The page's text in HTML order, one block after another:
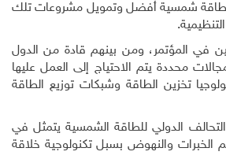
طاقة شمسية أفضل وتمويل مشروعات تلك
.
في المؤتمر، ومن بينهم قادة من الدول
محددة يتم الاحتياج إلى العمل عليها
تخزين الطاقة وشبكات توزيع الطاقة
الدولي للطاقة الشمسية يتمثل في
الخبرات والنهوض بسبل تكنولوجية خلاقة